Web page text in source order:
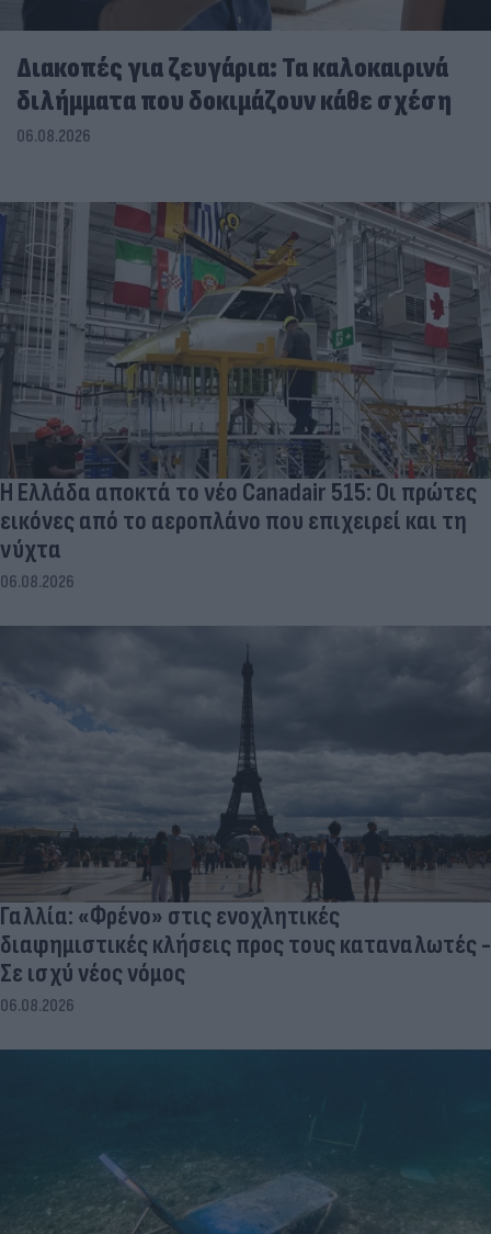
Διακοπές για ζευγάρια: Τα καλοκαιρινά
διλήμματα που δοκιμάζουν κάθε σχέση
06.08.2026
Η Ελλάδα αποκτά το νέο Canadair 515: Οι πρώτες
εικόνες από το αεροπλάνο που επιχειρεί και τη
νύχτα
06.08.2026
Γαλλία: «Φρένο» στις ενοχλητικές
διαφημιστικές κλήσεις προς τους καταναλωτές -
Σε ισχύ νέος νόμος
06.08.2026